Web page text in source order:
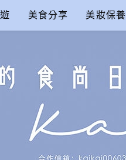
美食分享 美妝保養